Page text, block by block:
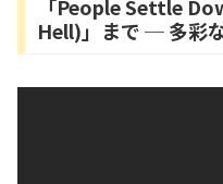
「People Settle
Hell)」まで ─ 多彩